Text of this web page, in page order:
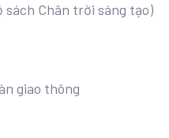
sách Chân trời sáng tạo)
giao thông